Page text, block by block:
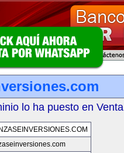
lo ha puesto en Venta